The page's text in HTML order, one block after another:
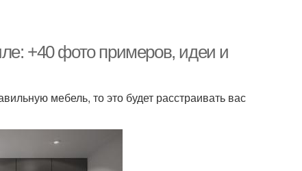
+40 фото примеров, идеи и
мебель, то это будет расстраивать вас